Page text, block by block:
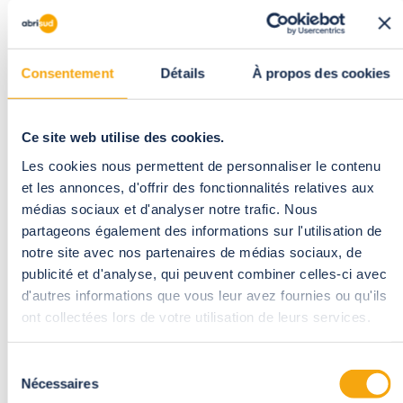
Consentement Détails À propos des cookies
Ce site web utilise des cookies.
Les cookies nous permettent de personnaliser le contenu
et les annonces, d'offrir des fonctionnalités relatives aux
médias sociaux et d'analyser notre trafic. Nous
partageons également des informations sur l'utilisation de
notre site avec nos partenaires de médias sociaux, de
publicité et d'analyse, qui peuvent combiner celles-ci avec
d'autres informations que vous leur avez fournies ou qu'ils
ont collectées lors de votre utilisation de leurs services.
Nécessaires
traditionnel